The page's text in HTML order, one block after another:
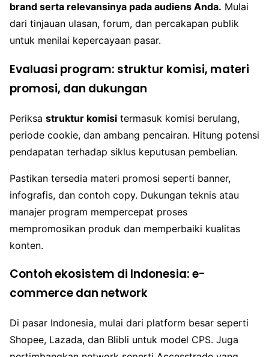
brand serta relevansinya pada audiens Anda. Mulai
dari tinjauan ulasan, forum, dan percakapan publik
untuk menilai kepercayaan pasar.
Evaluasi program: struktur komisi, materi
promosi, dan dukungan
Periksa struktur komisi termasuk komisi berulang,
periode cookie, dan ambang pencairan. Hitung potensi
pendapatan terhadap siklus keputusan pembelian.
Pastikan tersedia materi promosi seperti banner,
infografis, dan contoh copy. Dukungan teknis atau
manajer program mempercepat proses
mempromosikan produk dan memperbaiki kualitas
konten.
Contoh ekosistem di Indonesia: e-
commerce dan network
Di pasar Indonesia, mulai dari platform besar seperti
Shopee, Lazada, dan Blibli untuk model CPS. Juga